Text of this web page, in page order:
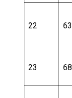
22 63
23 68